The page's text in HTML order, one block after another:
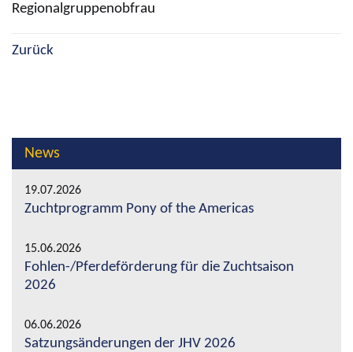
Regionalgruppenobfrau
Zurück
News
19.07.2026
Zuchtprogramm Pony of the Americas
15.06.2026
Fohlen-/Pferdeförderung für die Zuchtsaison
2026
06.06.2026
Satzungsänderungen der JHV 2026